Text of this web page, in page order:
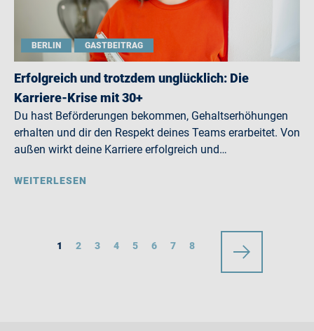
BERLIN GASTBEITRAG
Erfolgreich und trotzdem unglücklich: Die
Karriere-Krise mit 30+
Du hast Beförderungen bekommen, Gehaltserhöhungen
erhalten und dir den Respekt deines Teams erarbeitet. Von
außen wirkt deine Karriere erfolgreich und…
WEITERLESEN
1 2 3 4 5 6 7 8